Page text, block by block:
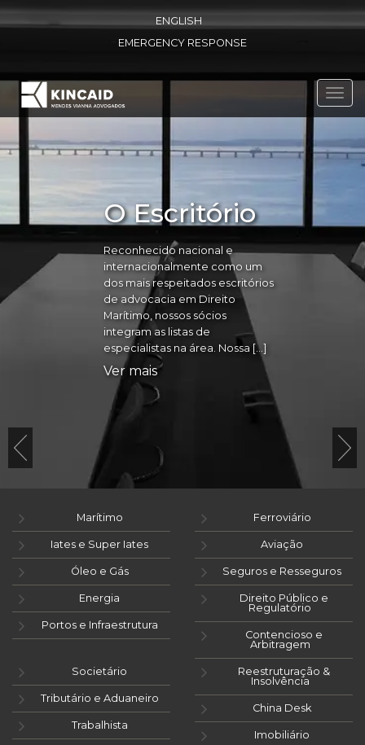
ENGLISH
EMERGENCY RESPONSE
O Escritório
Reconhecido nacional e
internacionalmente como um
dos mais respeitados escritórios
de advocacia em Direito
Marítimo, nossos sócios
integram as listas de
especialistas na área. Nossa […]
Ver mais
Marítimo
Iates e Super Iates
Óleo e Gás
Energia
Portos e Infraestrutura
Ferroviário
Aviação
Seguros e Resseguros
Direito Público e
Regulatório
Contencioso e
Arbitragem
Societário
Tributário e Aduaneiro
Trabalhista
Reestruturação &
Insolvência
China Desk
Imobiliário